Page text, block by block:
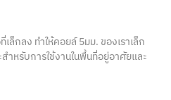
ล็กลง ทำให้คอยล์ 5มม. ของเราเล็ก
ำหรับการใช้งานในพื้นที่อยู่อาศัยและ